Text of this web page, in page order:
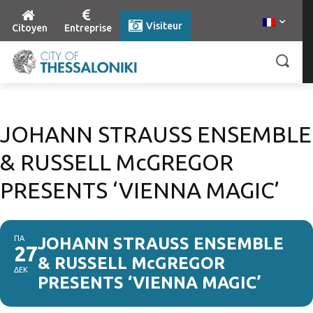
Citoyen Entreprise Visiteur
JOHANN STRAUSS ENSEMBLE
& RUSSELL McGREGOR
PRESENTS ‘VIENNA MAGIC’
ΠΑ
27
ΔΕΚ
JOHANN STRAUSS ENSEMBLE
& RUSSELL McGREGOR
PRESENTS ‘VIENNA MAGIC’